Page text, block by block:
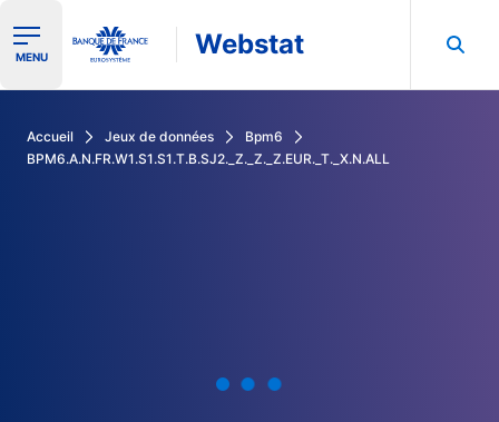
Ouvrir le menu de navigation
MENU Webstat
Accueil Jeux de données
Bpm6
BPM6.A.N.FR.W1.S1.S1.T.B.SJ2._Z._Z._Z.EUR._T._X.N.ALL